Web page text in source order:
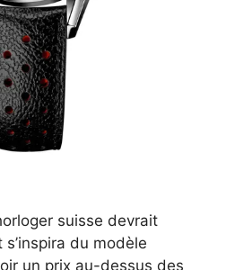
suisse devrait
du modèle
un prix au-dessus des